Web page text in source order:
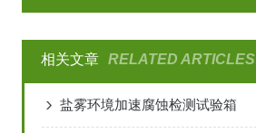
相关文章 RELATED ARTICLES
盐雾环境加速腐蚀检测试验箱